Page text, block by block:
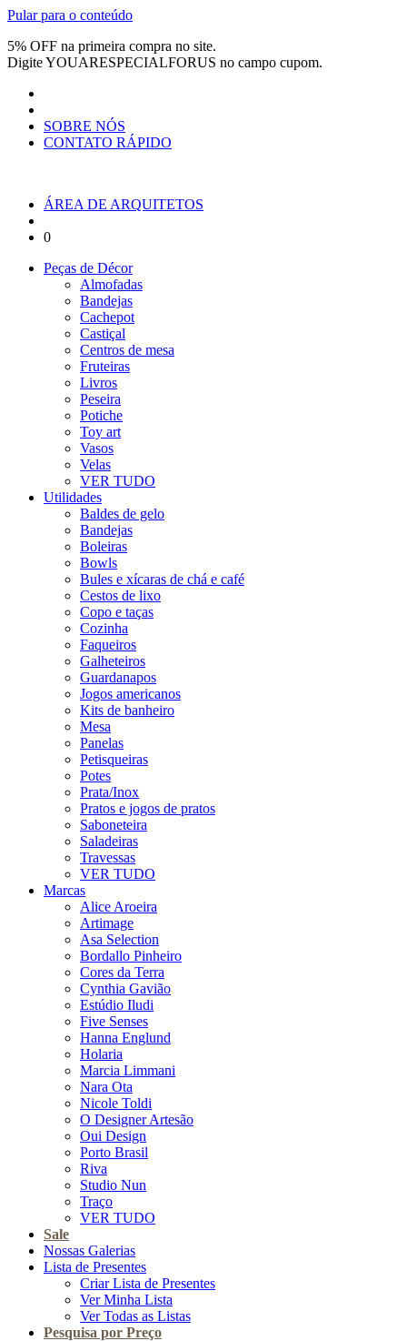
Pular para o conteúdo
5% OFF na primeira compra no site.
DigiteYOUARESPECIALFORUS no campo cupom.
SOBRE NÓS
CONTATO RÁPIDO
ÁREA DE ARQUITETOS
0
Peças de Décor
Almofadas
Bandejas
Cachepot
Castiçal
Centros de mesa
Fruteiras
Livros
Peseira
Potiche
Toy art
Vasos
Velas
VER TUDO
Utilidades
Baldes de gelo
Bandejas
Boleiras
Bowls
Bules e xícaras de chá e café
Cestos de lixo
Copo e taças
Cozinha
Faqueiros
Galheteiros
Guardanapos
Jogos americanos
Kits de banheiro
Mesa
Panelas
Petisqueiras
Potes
Prata/Inox
Pratos e jogos de pratos
Saboneteira
Saladeiras
Travessas
VER TUDO
Marcas
Alice Aroeira
Artimage
Asa Selection
Bordallo Pinheiro
Cores da Terra
Cynthia Gavião
Estúdio Iludi
Five Senses
Hanna Englund
Holaria
Marcia Limmani
Nara Ota
Nicole Toldi
O Designer Artesão
Oui Design
Porto Brasil
Riva
Studio Nun
Traço
VER TUDO
Sale
Nossas Galerias
Lista de Presentes
Criar Lista de Presentes
Ver Minha Lista
Ver Todas as Listas
Pesquisa por Preço